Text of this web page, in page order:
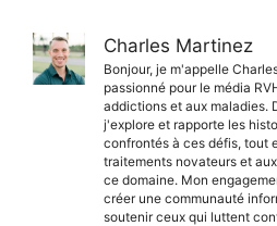
Charles Martinez
Bonjour, je m'appelle
passionné pour le média
addictions et aux maladies.
j'explore et rapporte les
confrontés à ces défis, tout
traitements novateurs et
ce domaine. Mon
créer une communauté
soutenir ceux qui luttent